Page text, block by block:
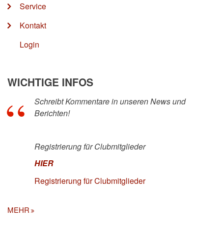
Service
Kontakt
Login
WICHTIGE INFOS
Schreibt Kommentare in unseren News und
Berichten!
Registrierung für Clubmitglieder
HIER
Registrierung für Clubmitglieder
MEHR